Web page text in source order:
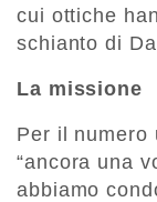
cui ottiche
schianto di
La missione
Per il numero
“ancora una
abbiamo